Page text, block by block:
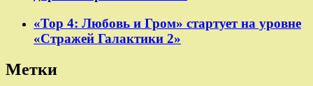
«Тор 4: Любовь и Гром» стартует на уровне
«Стражей Галактики 2»
Метки